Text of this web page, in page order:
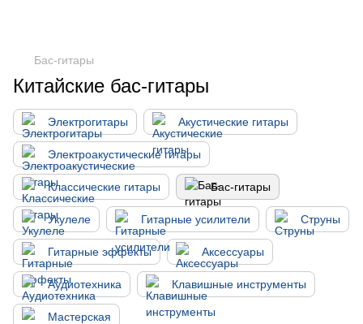
Бас-гитары
Китайские бас-гитары
Электрогитары Акустические гитары
Электроакустические гитары
Классические гитары Бас-гитары
Укулеле Гитарные усилители Струны
Гитарные эффекты Аксессуары
Аудиотехника Клавишные инструменты
Мастерская